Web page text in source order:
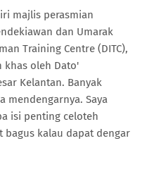
majlis perasmian
dan Umarak
Training Centre (DITC),
khas oleh Dato'
Kelantan. Banyak
mendengarnya. Saya
isi penting celoteh
bagus kalau dapat dengar